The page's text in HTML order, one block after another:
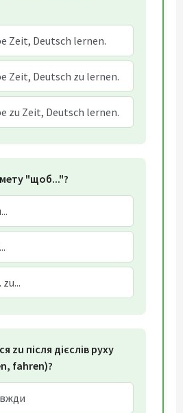
Zeit, Deutsch lernen.
Zeit, Deutsch zu lernen.
zu Zeit, Deutsch lernen.
"щоб..."?
zu після дієслів руху
fahren)?